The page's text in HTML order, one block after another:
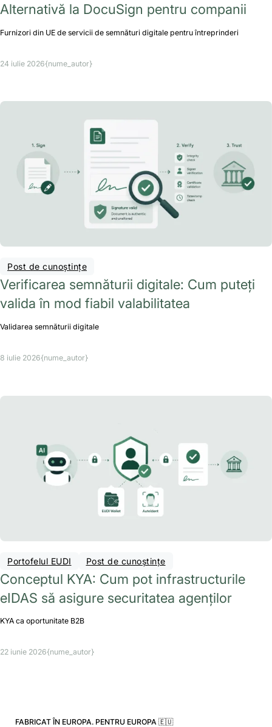
Alternativă la DocuSign pentru companii
Furnizori din UE de servicii de semnături digitale pentru întreprinderi
24 iulie 2026{nume_autor}
Post de cunoștințe
Verificarea semnăturii digitale: Cum puteți
valida în mod fiabil valabilitatea
Validarea semnăturii digitale
8 iulie 2026{nume_autor}
Portofelul EUDI Post de cunoștințe
Conceptul KYA: Cum pot infrastructurile
eIDAS să asigure securitatea agenților
KYA ca oportunitate B2B
22 iunie 2026{nume_autor}
FABRICAT ÎN EUROPA. PENTRU EUROPA 🇪🇺